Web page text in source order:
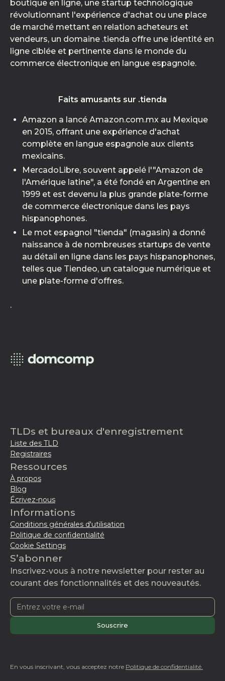
boutique en ligne, une startup technologique
révolutionnant l'expérience d'achat ou une place
de marché mettant en relation acheteurs et
vendeurs, un domaine .tienda offre une identité en
ligne ciblée et pertinente dans le monde du
commerce électronique en langue espagnole.
Faits amusants sur .tienda
Amazon a lancé Amazon.com.mx au Mexique
en 2015, offrant une expérience d'achat
complète en langue espagnole aux clients
mexicains.
MercadoLibre, souvent appelé l'"Amazon de
l'Amérique latine", a été fondé en Argentine en
1999 et est devenu la plus grande plate-forme
de commerce électronique dans les pays
hispanophones.
Le mot espagnol "tienda" (magasin) a donné
naissance à de nombreuses startups de vente
au détail en ligne dans les pays hispanophones,
telles que Tiendeo, un catalogue numérique et
une plate-forme d'offres.
.
TLDs et bureaux d'enregistrement
Liste des TLD
Registraires
Ressources
À propos
Blog
Écrivez-nous
Informations
Conditions générales d'utilisation
Politique de confidentialité
Cookie Settings
S’abonner
Inscrivez-vous à notre newsletter pour rester au
courant des fonctionnalités et des nouveautés.
En vous inscrivant, vous acceptez notre Politique de confidentialité.